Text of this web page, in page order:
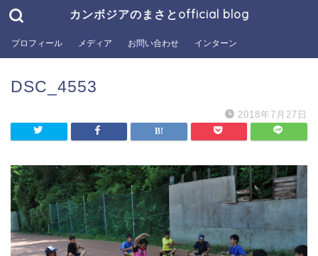
カンボジアのまさとofficial blog
プロフィール メディア お問い合わせ インターン
DSC_4553
2018年7月27日